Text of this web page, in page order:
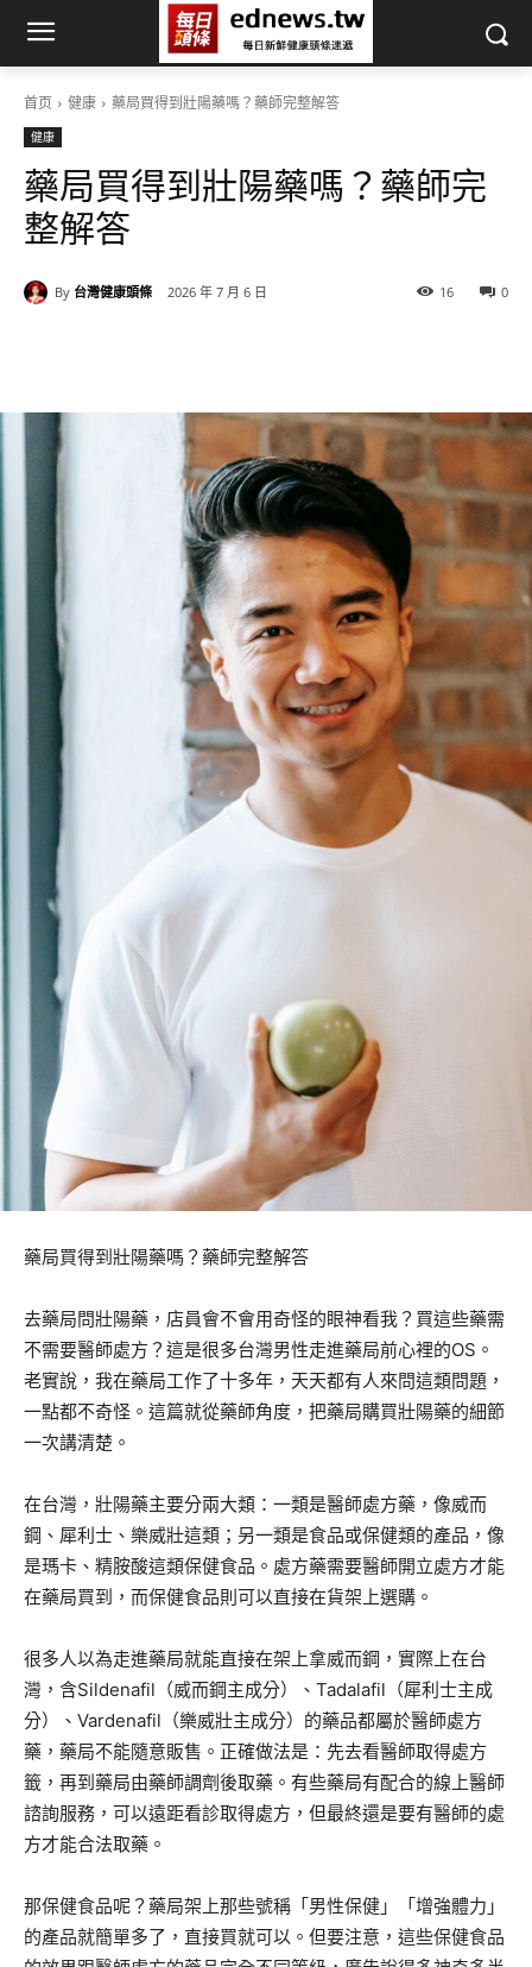
首页 健康 藥局買得到壯陽藥嗎？藥師完整解答
健康
藥局買得到壯陽藥嗎？藥師完
整解答
By 台灣健康頭條 2026 年 7 月 6 日 0
16
藥局買得到壯陽藥嗎？藥師完整解答
去藥局問壯陽藥，店員會不會用奇怪的眼神看我？買這些藥需
不需要醫師處方？這是很多台灣男性走進藥局前心裡的OS。
老實說，我在藥局工作了十多年，天天都有人來問這類問題，
一點都不奇怪。這篇就從藥師角度，把藥局購買壯陽藥的細節
一次講清楚。
在台灣，壯陽藥主要分兩大類：一類是醫師處方藥，像威而
鋼、犀利士、樂威壯這類；另一類是食品或保健類的產品，像
是瑪卡、精胺酸這類保健食品。處方藥需要醫師開立處方才能
在藥局買到，而保健食品則可以直接在貨架上選購。
很多人以為走進藥局就能直接在架上拿威而鋼，實際上在台
灣，含Sildenafil（威而鋼主成分）、Tadalafil（犀利士主成
分）、Vardenafil（樂威壯主成分）的藥品都屬於醫師處方
藥，藥局不能隨意販售。正確做法是：先去看醫師取得處方
籤，再到藥局由藥師調劑後取藥。有些藥局有配合的線上醫師
諮詢服務，可以遠距看診取得處方，但最終還是要有醫師的處
方才能合法取藥。
那保健食品呢？藥局架上那些號稱「男性保健」「增強體力」
的產品就簡單多了，直接買就可以。但要注意，這些保健食品